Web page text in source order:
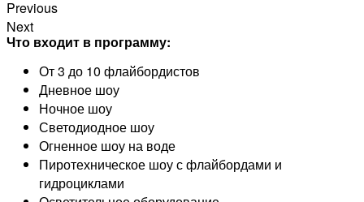
Previous
Next
Что входит в программу:
От 3 до 10 флайбордистов
Дневное шоу
Ночное шоу
Светодиодное шоу
Огненное шоу на воде
Пиротехническое шоу с флайбордами и
гидроциклами